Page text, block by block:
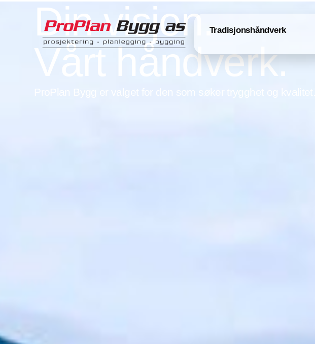
Tradisjonshåndverk
Din visjon.
Vårt håndverk.
ProPlan Bygg er valget for den som søker trygghet og kvalitet.